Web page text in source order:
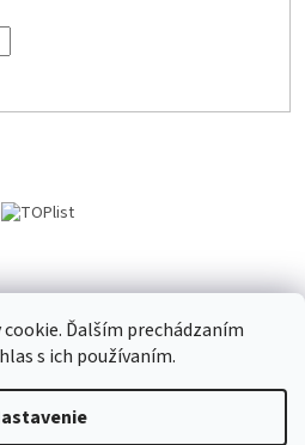
Ďalším prechádzaním
s ich používaním.